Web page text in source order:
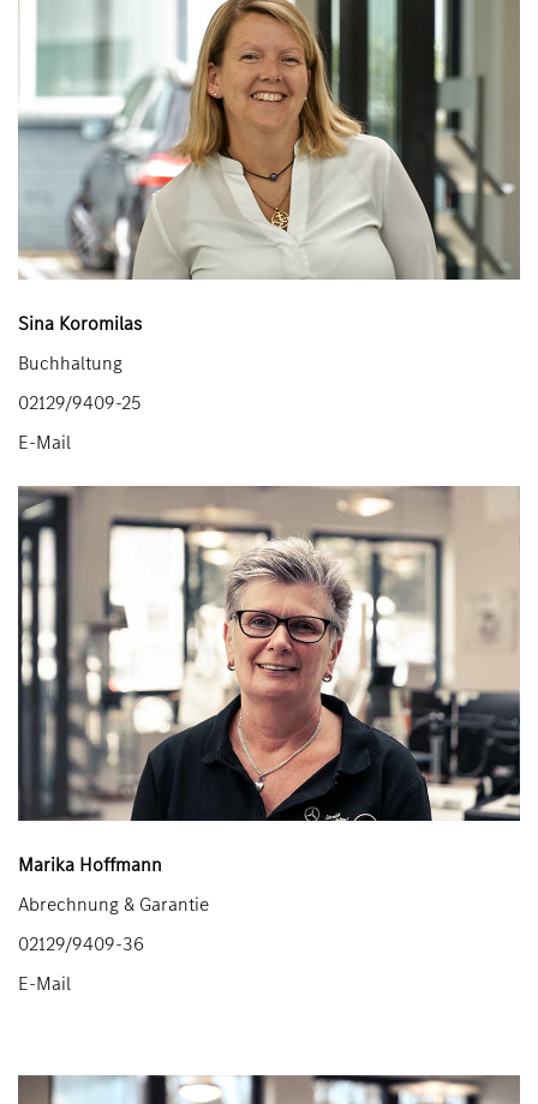
Sina Koromilas
Buchhaltung
02129/9409-25
E-Mail
Marika Hoffmann
Abrechnung & Garantie
02129/9409-36
E-Mail